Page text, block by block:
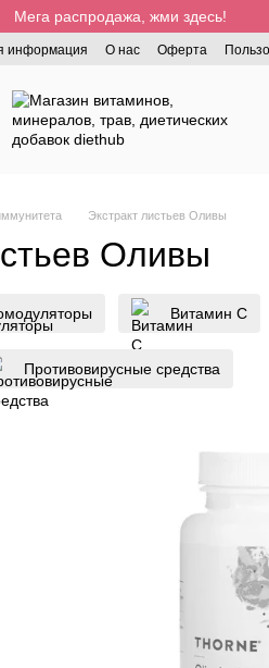
Мега распродажа, жми здесь!
информация О нас Оферта
Экстракт листьев Оливы
Оливы
Витамин С
Противовирусные средства